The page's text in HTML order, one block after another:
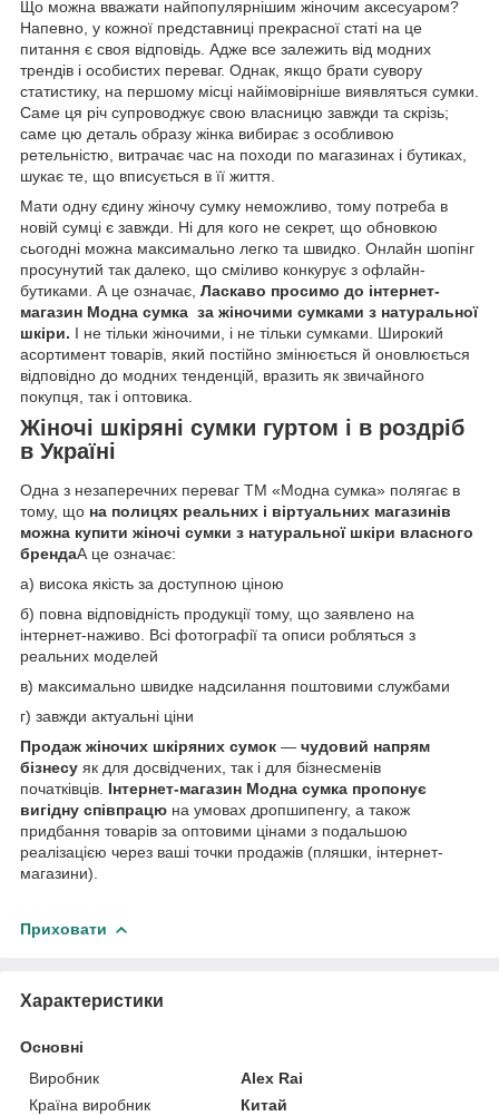
Що можна вважати найпопулярнішим жіночим аксесуаром?
Напевно, у кожної представниці прекрасної статі на це
питання є своя відповідь. Адже все залежить від модних
трендів і особистих переваг. Однак, якщо брати сувору
статистику, на першому місці найімовірніше виявляться сумки.
Саме ця річ супроводжує свою власницю завжди та скрізь;
саме цю деталь образу жінка вибирає з особливою
ретельністю, витрачає час на походи по магазинах і бутиках,
шукає те, що вписується в її життя.
Мати одну єдину жіночу сумку неможливо, тому потреба в
новій сумці є завжди. Ні для кого не секрет, що обновкою
сьогодні можна максимально легко та швидко. Онлайн шопінг
просунутий так далеко, що сміливо конкурує з офлайн-
бутиками. А це означає, Ласкаво просимо до інтернет-
магазин Модна сумка за жіночими сумками з натуральної
шкіри. І не тільки жіночими, і не тільки сумками. Широкий
асортимент товарів, який постійно змінюється й оновлюється
відповідно до модних тенденцій, вразить як звичайного
покупця, так і оптовика.
Жіночі шкіряні сумки гуртом і в роздріб
в Україні
Одна з незаперечних переваг TM «Модна сумка» полягає в
тому, що на полицях реальних і віртуальних магазинів
можна купити жіночі сумки з натуральної шкіри власного
брендаА це означає:
а) висока якість за доступною ціною
б) повна відповідність продукції тому, що заявлено на
інтернет-наживо. Всі фотографії та описи робляться з
реальних моделей
в) максимально швидке надсилання поштовими службами
г) завжди актуальні ціни
Продаж жіночих шкіряних сумок — чудовий напрям
бізнесу як для досвідчених, так і для бізнесменів
початківців. Інтернет-магазин Модна сумка пропонує
вигідну співпрацю на умовах дропшипенгу, а також
придбання товарів за оптовими цінами з подальшою
реалізацією через ваші точки продажів (пляшки, інтернет-
магазини).
Приховати
Характеристики
Основні
Виробник
Alex Rai
Країна виробник
Китай